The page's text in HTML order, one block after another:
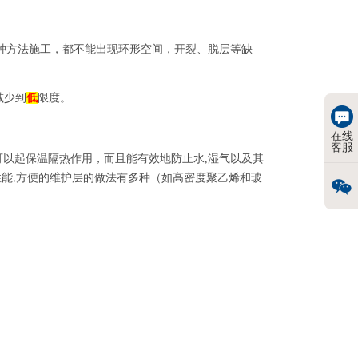
法施工，都不能出现环形空间，开裂、脱层等缺
到 低限度。
以起保温隔热作用 ， 而且能有效地防止水,湿气以及其
,方便的维护层的做法有多种（如高密度聚乙烯和玻
在线
客服